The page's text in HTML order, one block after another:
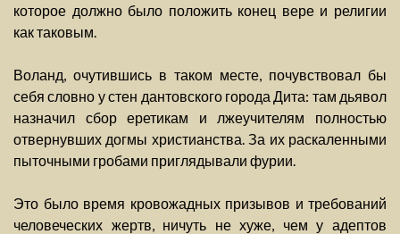
которое должно было положить конец вере и религии
как таковым.
Воланд, очутившись в таком месте, почувствовал бы
себя словно у стен дантовского города Дита: там дьявол
назначил сбор еретикам и лжеучителям полностью
отвернувших догмы христианства. За их раскаленными
пыточными гробами приглядывали фурии.
Это было время кровожадных призывов и требований
человеческих жертв, ничуть не хуже, чем у адептов